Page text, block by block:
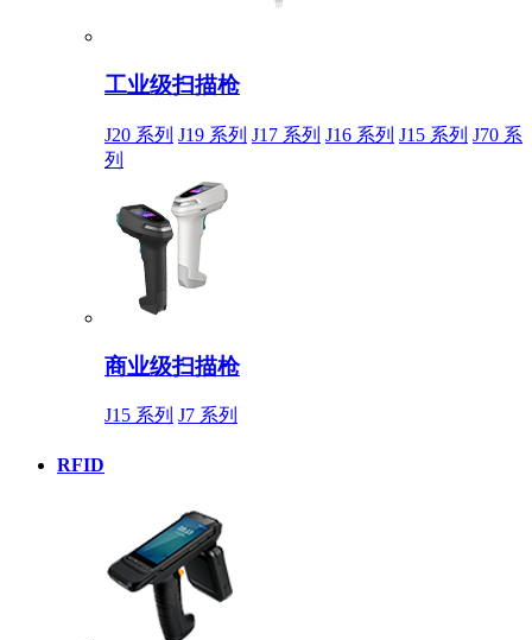
工业级扫描枪
J20 系列 J19 系列 J17 系列 J16 系列 J15 系列 J70 系
列
商业级扫描枪
J15 系列 J7 系列
RFID